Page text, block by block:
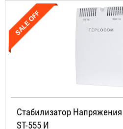
Стабилизатор
ST-555 И